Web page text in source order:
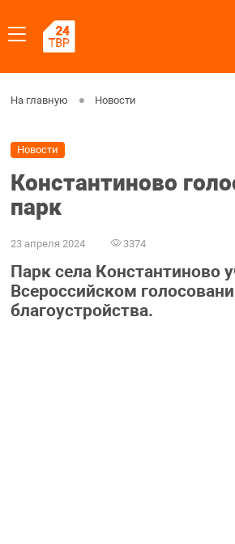
На главную Новости
Новости
Константиново
парк
23 апреля 2024 3374
Парк села Константиново
Всероссийском
благоустройства.